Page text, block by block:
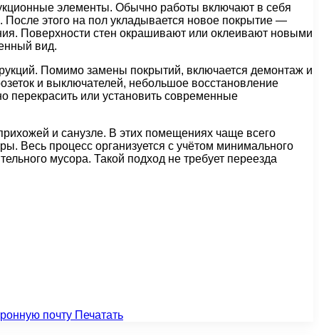
элементы. Обычно работы включают в себя
После этого на пол укладывается новое покрытие —
Поверхности стен окрашивают или оклеивают новыми
вид.
Помимо замены покрытий, включается демонтаж и
и выключателей, небольшое восстановление
перекрасить или установить современные
и санузле. В этих помещениях чаще всего
Весь процесс организуется с учётом минимального
мусора. Такой подход не требует переезда
почту Печатать